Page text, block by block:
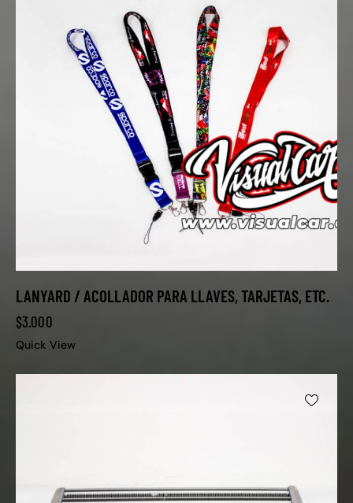
LANYARD / ACOLLADOR PARA LLAVES, TARJETAS, ETC.
$3.000
Quick View